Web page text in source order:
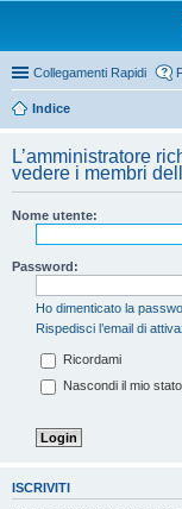
Collegamenti Rapidi
Indice
L’amministratore
vedere i membri
Nome utente:
Password:
Ho dimenticato la
Rispedisci l’email di
Ricordami
Nascondi il mio
ISCRIVITI